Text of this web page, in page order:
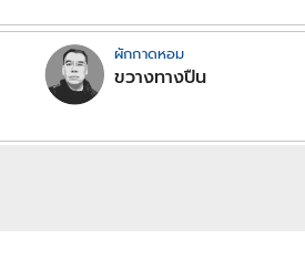
ผักกาดหอม
ขวางทางปืน